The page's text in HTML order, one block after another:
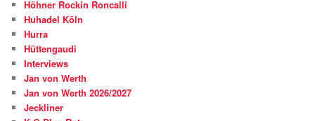
Höhner Rockin Roncalli
Huhadel Köln
Hurra
Hüttengaudi
Interviews
Jan von Werth
Jan von Werth 2026/2027
Jeckliner